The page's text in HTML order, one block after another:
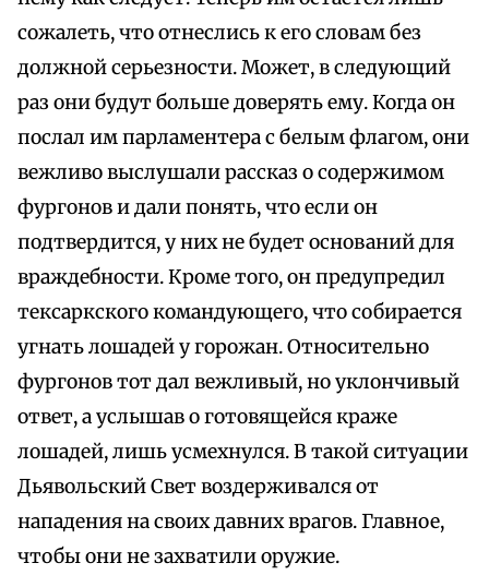
сожалеть, что отнеслись к его словам без
должной серьезности. Может, в следующий
раз они будут больше доверять ему. Когда он
послал им парламентера с белым флагом, они
вежливо выслушали рассказ о содержимом
фургонов и дали понять, что если он
подтвердится, у них не будет оснований для
враждебности. Кроме того, он предупредил
тексаркского командующего, что собирается
угнать лошадей у горожан. Относительно
фургонов тот дал вежливый, но уклончивый
ответ, а услышав о готовящейся краже
лошадей, лишь усмехнулся. В такой ситуации
Дьявольский Свет воздерживался от
нападения на своих давних врагов. Главное,
чтобы они не захватили оружие.